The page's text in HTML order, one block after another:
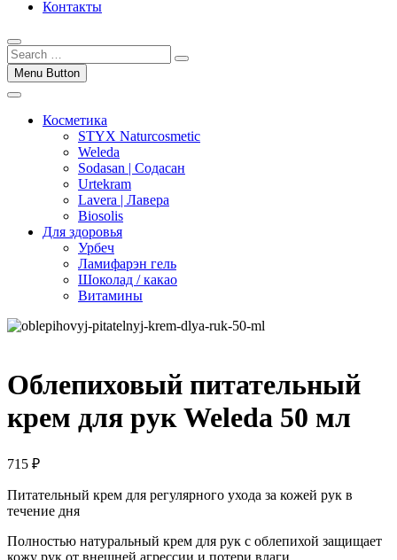
Контакты
Menu Button
Косметика
STYX Naturcosmetic
Weleda
Sodasan | Содасан
Urtekram
Lavera | Лавера
Biosolis
Для здоровья
Урбеч
Ламифарэн гель
Шоколад / какао
Витамины
Облепиховый питательный
крем для рук Weleda 50 мл
715 ₽
Питательный крем для регулярного ухода за кожей рук в
течение дня
Полностью натуральный крем для рук с облепихой защищает
кожу рук от внешней агрессии и потери влаги